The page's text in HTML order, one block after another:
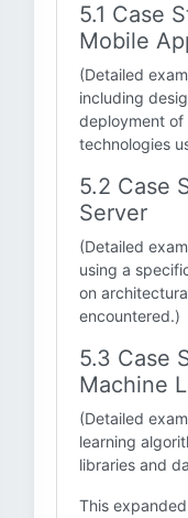
5.1 Case
Mobile
(Detailed
including
deployment of
technologies
5.2 Case
Server
(Detailed
using a
on
encountered.)
5.3 Case
Machine
(Detailed
learning
libraries and
This